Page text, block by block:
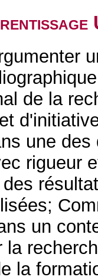
de la
une
rigueur
des
un
la
la